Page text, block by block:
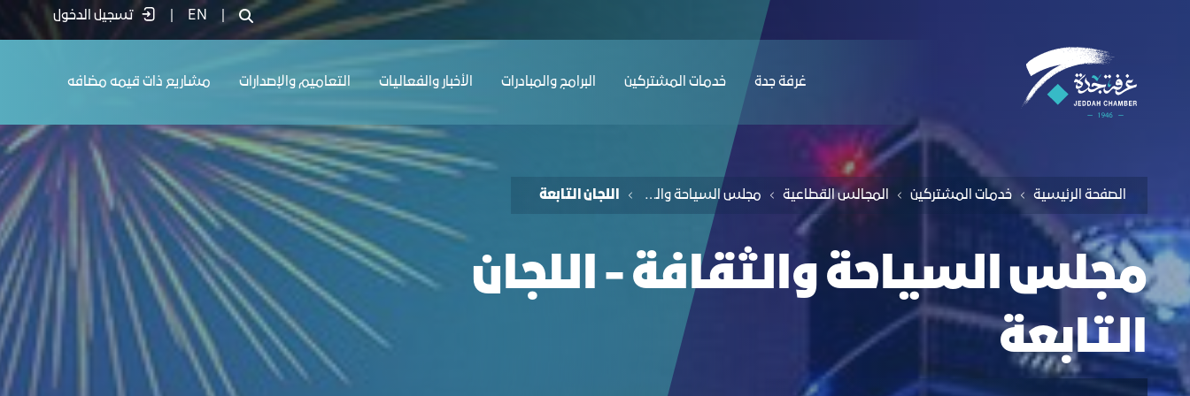
EN تسجيل الدخول
ﻏﺮﻓﺔ ﺟﺪة ﺧﺪﻣﺎت المشتركين البرامج والمبادرات الأخبار والفعاليات التعاميم والإصدارات مشاريع ذات قيمه مضافه
الصفحة الرئيسية ﺧﺪﻣﺎت المشتركين اﻟﻤﺠﺎﻟﺲ اﻟﻘﻄﺎﻋﯿﺔ مجلس السياحة والثقافة اللجان التابعة
مجلس السياحة والثقافة - اللجان
التابعة